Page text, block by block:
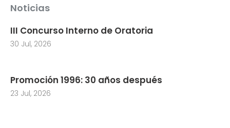
Noticias
III Concurso Interno de Oratoria
30 Jul, 2026
Promoción 1996: 30 años después
23 Jul, 2026